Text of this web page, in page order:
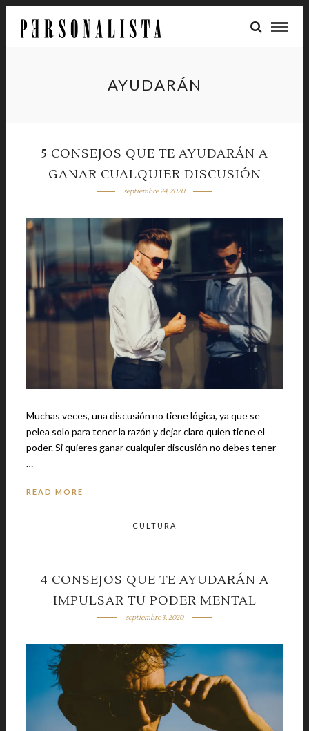
AYUDARÁN
5 CONSEJOS QUE TE AYUDARÁN A
GANAR CUALQUIER DISCUSIÓN
septiembre 24, 2020
Muchas veces, una discusión no tiene lógica, ya que se
pelea solo para tener la razón y dejar claro quien tiene el
poder. Si quieres ganar cualquier discusión no debes tener
…
READ MORE
CULTURA
4 CONSEJOS QUE TE AYUDARÁN A
IMPULSAR TU PODER MENTAL
septiembre 3, 2020